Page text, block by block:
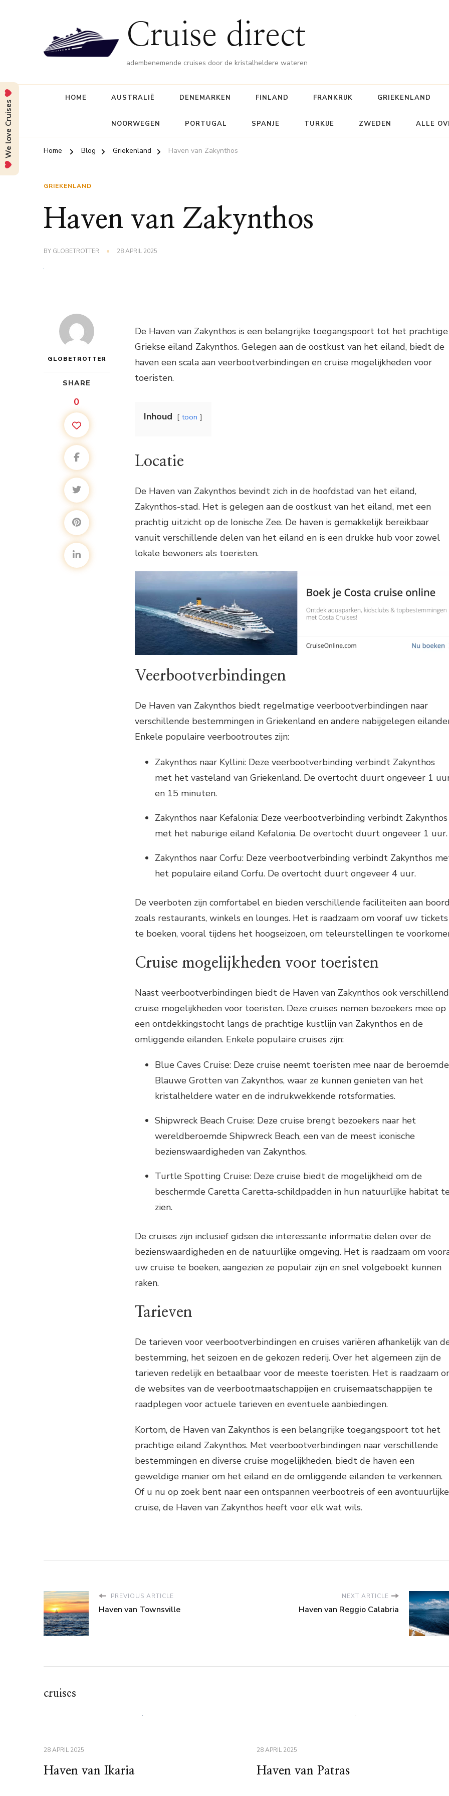
Cruise direct
adembenemende cruises door de kristalheldere wateren
HOME AUSTRALIË DENEMARKEN FINLAND FRANKRIJK GRIEKENLAND
NOORWEGEN PORTUGAL SPANJE TURKIJE ZWEDEN ALLE
Home Blog Griekenland Haven van Zakynthos
GRIEKENLAND
Haven van Zakynthos
BY GLOBETROTTER 28 APRIL 2025
GLOBETROTTER
SHARE
0
De Haven van Zakynthos is een belangrijke toegangspoort tot het prachtige
Griekse eiland Zakynthos. Gelegen aan de oostkust van het eiland, biedt de
haven een scala aan veerbootverbindingen en cruise mogelijkheden voor
toeristen.
Inhoud toon
Locatie
De Haven van Zakynthos bevindt zich in de hoofdstad van het eiland,
Zakynthos-stad. Het is gelegen aan de oostkust van het eiland, met een
prachtig uitzicht op de Ionische Zee. De haven is gemakkelijk bereikbaar
vanuit verschillende delen van het eiland en is een drukke hub voor zowel
lokale bewoners als toeristen.
Veerbootverbindingen
De Haven van Zakynthos biedt regelmatige veerbootverbindingen naar
verschillende bestemmingen in Griekenland en andere nabijgelegen
Enkele populaire veerbootroutes zijn:
Zakynthos naar Kyllini: Deze veerbootverbinding verbindt Zakynthos
met het vasteland van Griekenland. De overtocht duurt ongeveer 1
en 15 minuten.
Zakynthos naar Kefalonia: Deze veerbootverbinding verbindt Zakynthos
met het naburige eiland Kefalonia. De overtocht duurt ongeveer 1 uur.
Zakynthos naar Corfu: Deze veerbootverbinding verbindt Zakynthos
het populaire eiland Corfu. De overtocht duurt ongeveer 4 uur.
De veerboten zijn comfortabel en bieden verschillende faciliteiten aan
zoals restaurants, winkels en lounges. Het is raadzaam om vooraf uw tickets
te boeken, vooral tijdens het hoogseizoen, om teleurstellingen te
Cruise mogelijkheden voor toeristen
Naast veerbootverbindingen biedt de Haven van Zakynthos ook
cruise mogelijkheden voor toeristen. Deze cruises nemen bezoekers mee op
een ontdekkingstocht langs de prachtige kustlijn van Zakynthos en de
omliggende eilanden. Enkele populaire cruises zijn:
Blue Caves Cruise: Deze cruise neemt toeristen mee naar de beroemde
Blauwe Grotten van Zakynthos, waar ze kunnen genieten van het
kristalheldere water en de indrukwekkende rotsformaties.
Shipwreck Beach Cruise: Deze cruise brengt bezoekers naar het
wereldberoemde Shipwreck Beach, een van de meest iconische
bezienswaardigheden van Zakynthos.
Turtle Spotting Cruise: Deze cruise biedt de mogelijkheid om de
beschermde Caretta Caretta-schildpadden in hun natuurlijke habitat
zien.
De cruises zijn inclusief gidsen die interessante informatie delen over de
bezienswaardigheden en de natuurlijke omgeving. Het is raadzaam om
uw cruise te boeken, aangezien ze populair zijn en snel volgeboekt kunnen
raken.
Tarieven
De tarieven voor veerbootverbindingen en cruises variëren afhankelijk van
bestemming, het seizoen en de gekozen rederij. Over het algemeen zijn de
tarieven redelijk en betaalbaar voor de meeste toeristen. Het is raadzaam
de websites van de veerbootmaatschappijen en cruisemaatschappijen te
raadplegen voor actuele tarieven en eventuele aanbiedingen.
Kortom, de Haven van Zakynthos is een belangrijke toegangspoort tot het
prachtige eiland Zakynthos. Met veerbootverbindingen naar verschillende
bestemmingen en diverse cruise mogelijkheden, biedt de haven een
geweldige manier om het eiland en de omliggende eilanden te verkennen.
Of u nu op zoek bent naar een ontspannen veerbootreis of een avontuurlijke
cruise, de Haven van Zakynthos heeft voor elk wat wils.
PREVIOUS ARTICLE
Haven van Townsville
NEXT ARTICLE
Haven van Reggio Calabria
cruises
28 APRIL 2025
Haven van Ikaria
28 APRIL 2025
Haven van Patras
We love Cruises